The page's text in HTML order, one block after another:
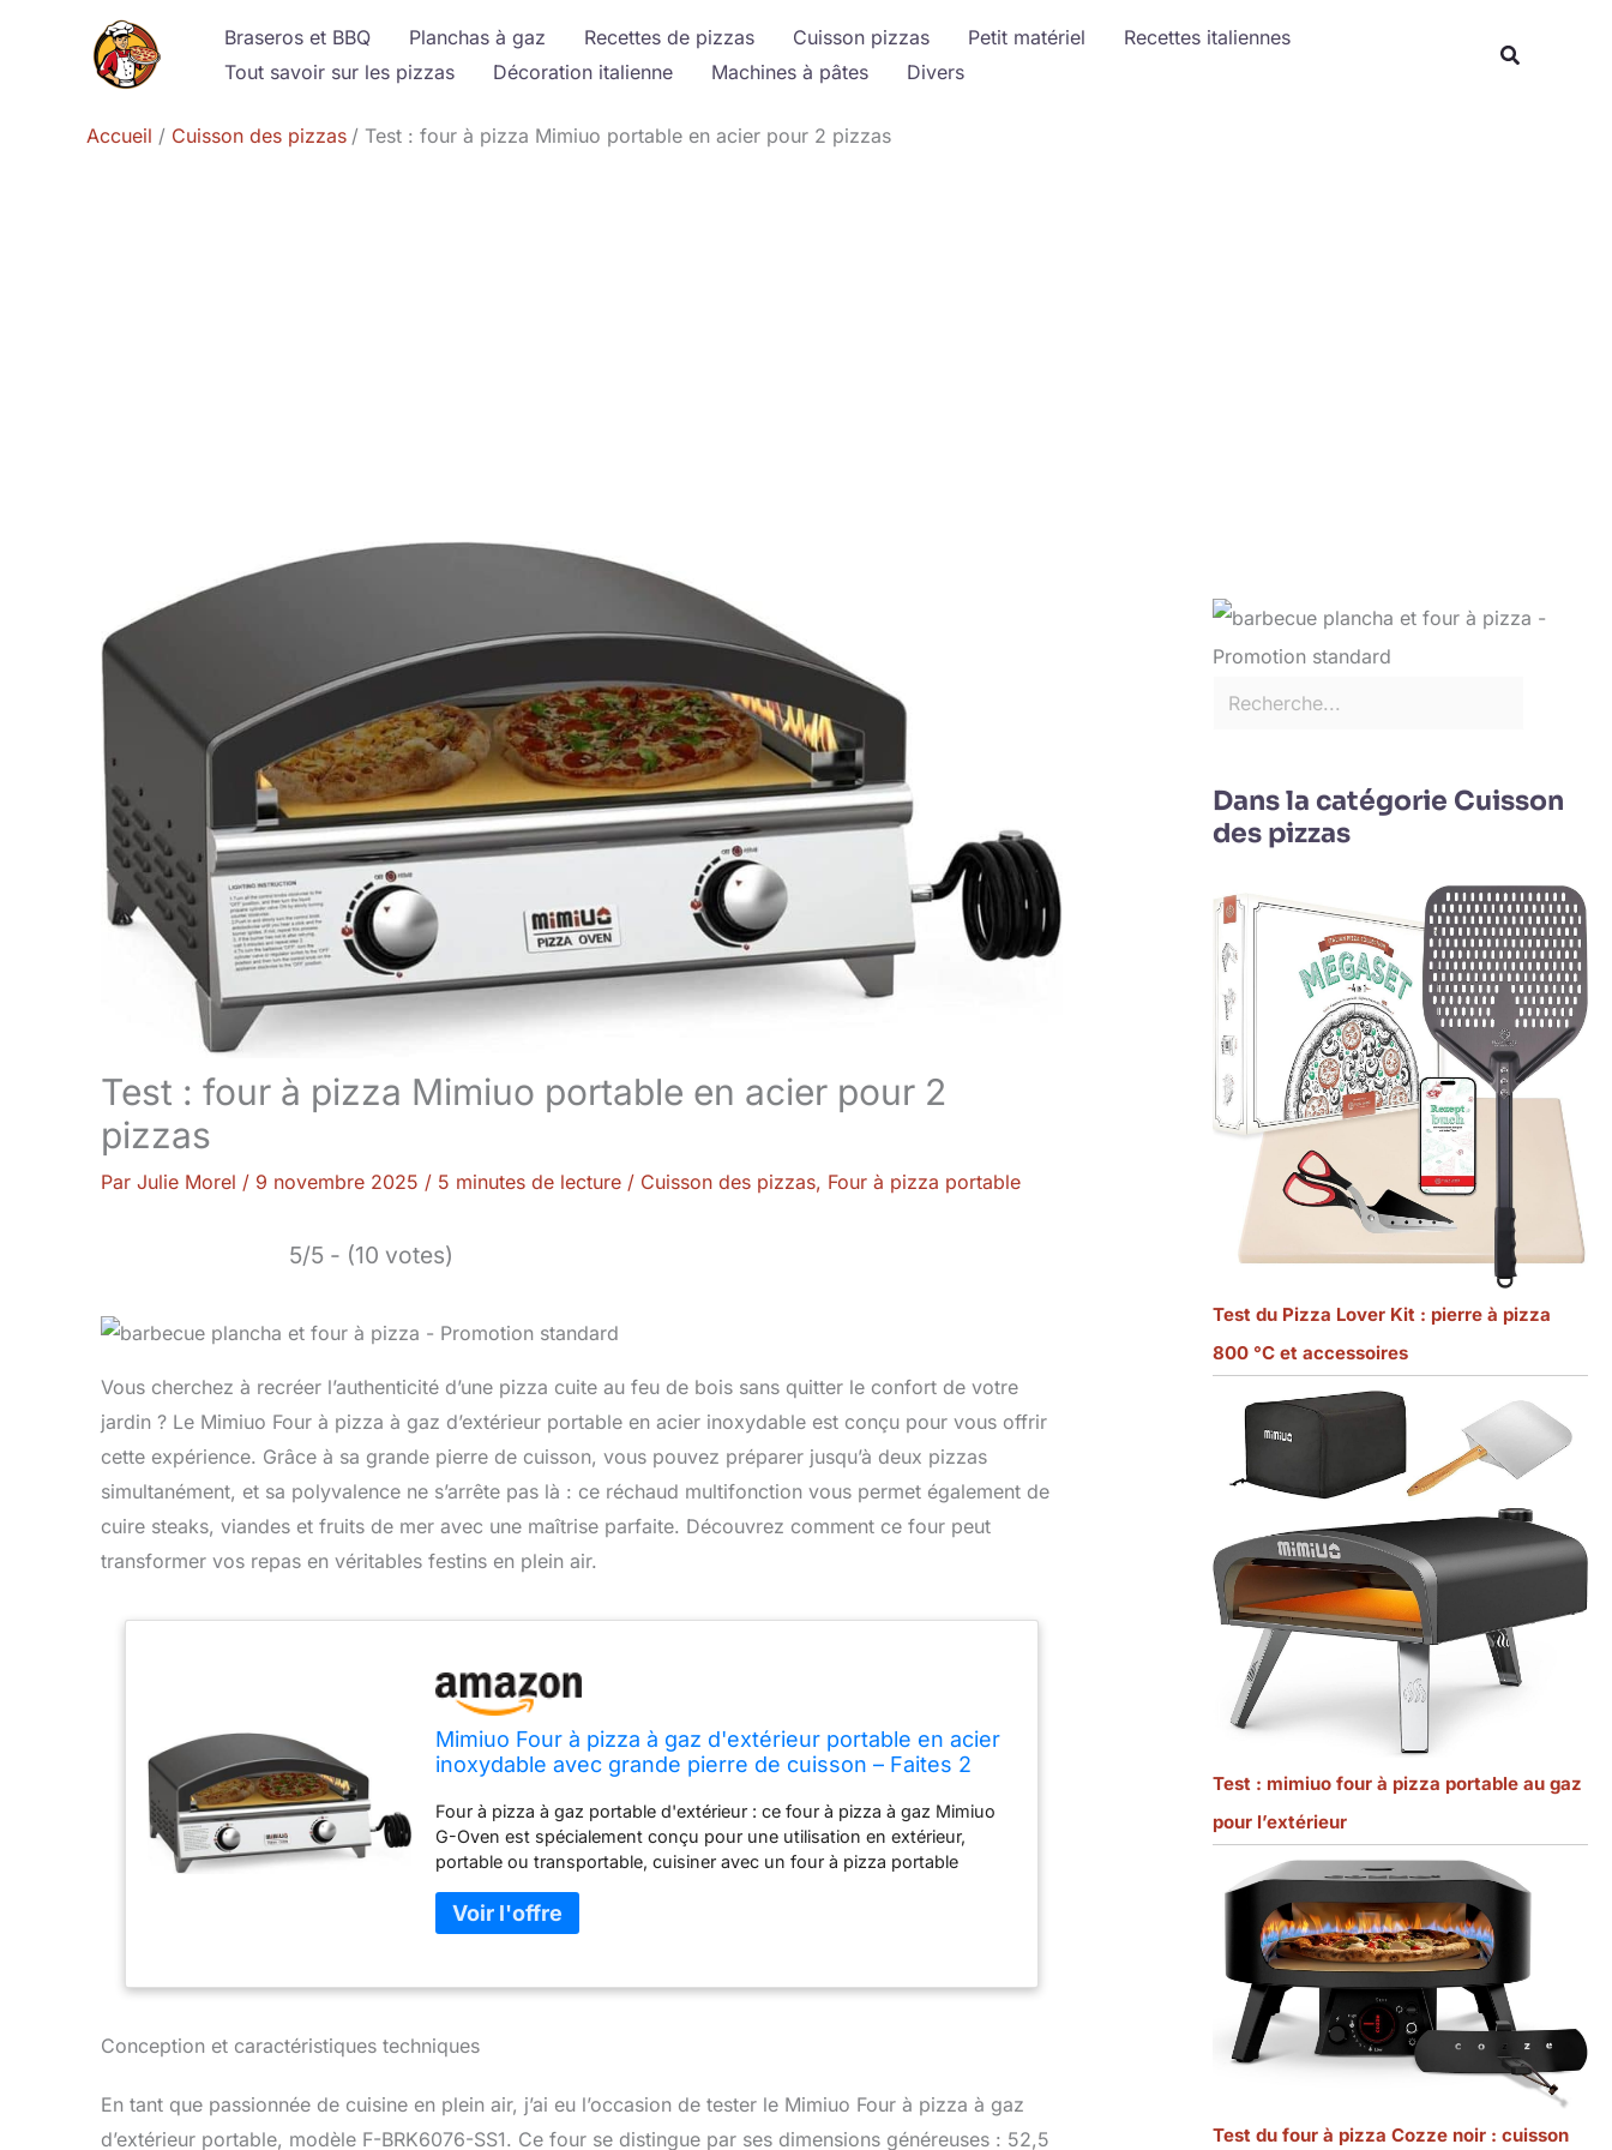
Braseros et BBQ Planchas à gaz Recettes de pizzas Cuisson pizzas Petit matériel
Recettes italiennes
Tout savoir sur les pizzas
Décoration italienne Machines à pâtes Divers
Accueil Cuisson des pizzas Test : four à pizza Mimiuo portable en acier pour 2 pizzas
Test : four à pizza Mimiuo portable en acier pour 2
pizzas
Par Julie Morel / 9 novembre 2025 / 5 minutes de lecture / Cuisson des pizzas, Four à pizza portable
5/5 - (10 votes)
Vous cherchez à recréer l’authenticité d’une pizza cuite au feu de bois sans quitter le confort de votre
jardin ? Le Mimiuo Four à pizza à gaz d’extérieur portable en acier inoxydable est conçu pour vous offrir
cette expérience. Grâce à sa grande pierre de cuisson, vous pouvez préparer jusqu’à deux pizzas
simultanément, et sa polyvalence ne s’arrête pas là : ce réchaud multifonction vous permet également de
cuire steaks, viandes et fruits de mer avec une maîtrise parfaite. Découvrez comment ce four peut
transformer vos repas en véritables festins en plein air.
Mimiuo Four à pizza à gaz d'extérieur portable en acier
inoxydable avec grande pierre de cuisson – Faites 2
steaks de la viande et des fruits de
Four à pizza à gaz portable d'extérieur : ce four à pizza à gaz Mimiuo
G-Oven est spécialement conçu pour une utilisation en extérieur,
portable ou transportable, cuisiner avec un four à pizza portable
ou tout espace extérieur. La cuisson doit être sans effort, c'est
pourquoi notre grille de four peut être alimentée au gaz avec un
fournissons pas d'adaptateurs ni de réservoir de propane de 0,5 kg)
la grande surface de cuisson intérieure vous permet de cuire deux
pizzas en même temps, ce qui vous permet d'économiser
saumons, steaks, brochettes et viande dans le four à pizza avec une
poêle en fonte dans les jardins extérieurs, il vous permet de passer un
Conception et caractéristiques techniques
En tant que passionnée de cuisine en plein air, j’ai eu l’occasion de tester le Mimiuo Four à pizza à gaz
d’extérieur portable, modèle F-BRK6076-SS1. Ce four se distingue par ses dimensions généreuses : 52,5
Dans la catégorie Cuisson
des pizzas
Test du Pizza Lover Kit : pierre à pizza
800 °C et accessoires
Test : mimiuo four à pizza portable au gaz
pour l’extérieur
Test du four à pizza Cozze noir : cuisson